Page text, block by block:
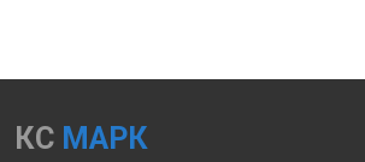
КС МАРК